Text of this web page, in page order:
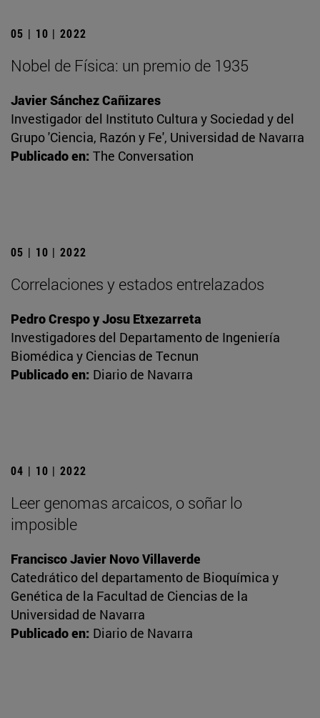
05 | 10 | 2022
Nobel de Física: un premio de 1935
Javier Sánchez Cañizares
Investigador del Instituto Cultura y Sociedad y del
Grupo 'Ciencia, Razón y Fe', Universidad de Navarra
Publicado en: The Conversation
05 | 10 | 2022
Correlaciones y estados entrelazados
Pedro Crespo y Josu Etxezarreta
Investigadores del Departamento de Ingeniería
Biomédica y Ciencias de Tecnun
Publicado en: Diario de Navarra
04 | 10 | 2022
Leer genomas arcaicos, o soñar lo
imposible
Francisco Javier Novo Villaverde
Catedrático del departamento de Bioquímica y
Genética de la Facultad de Ciencias de la
Universidad de Navarra
Publicado en: Diario de Navarra